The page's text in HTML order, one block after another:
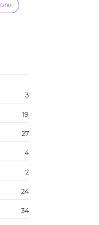
3
19
27
4
2
24
34